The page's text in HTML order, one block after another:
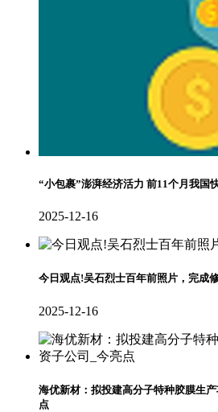
“小包裹”澎湃经济活力 前11个月我国
2025-12-16
今日观点!吴石烈士百年前照片，完成
2025-12-16
海优新材：拟投建高分子特种胶膜生
点